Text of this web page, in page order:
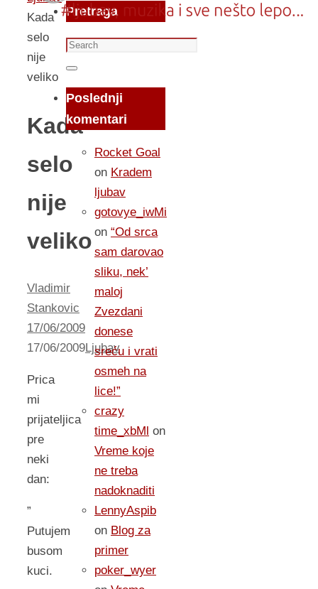
Kada
selo
nije
veliko
Kada
selo
nije
veliko
Vladimir
Stankovic
17/06/2009
17/06/2009Ljubav
Prica
mi
prijateljica
pre
neki
dan:
”
Putujem
busom
kuci.
Pretraga
Search
for:
Search
Poslednji
komentari
Rocket Goal
on Kradem
ljubav
gotovye_iwMi
on “Od srca
sam darovao
sliku, nek’
maloj
Zvezdani
donese
sreću i vrati
osmeh na
lice!”
crazy
time_xbMl on
Vreme koje
ne treba
nadoknaditi
LennyAspib
on Blog za
primer
poker_wyer